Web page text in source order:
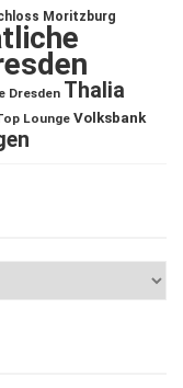
Moritzburg
Dresden Thalia
Lounge Volksbank